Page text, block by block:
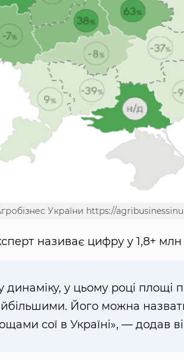
України https://
називає цифру у 1,8+ млн
динаміку, у цьому році площі
Його можна
сої в Україні», — додав